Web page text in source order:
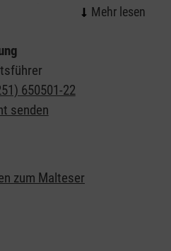
und Materialien. Der
unterstützt so die
für die
Schüler und Lehrkräfte.
das Thema "Helfen"
retten.
650501-22
senden
zum Malteser